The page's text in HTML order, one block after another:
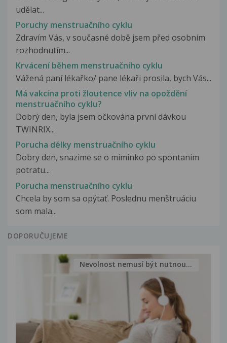
udělat...
Poruchy menstruačního cyklu
Zdravím Vás, v současné době jsem před osobním
rozhodnutím...
Krvácení během menstruačního cyklu
Vážená paní lékařko/ pane lékaři prosila, bych Vás...
Má vakcína proti žloutence vliv na opoždění
menstruačního cyklu?
Dobrý den, byla jsem očkována první dávkou
TWINRIX...
Porucha délky menstruačního cyklu
Dobry den, snazime se o miminko po spontanim
potratu...
Porucha menstruačního cyklu
Chcela by som sa opýtať. Poslednu menštruáciu
som mala...
DOPORUČUJEME
Nevolnost nemusí být nutnou...